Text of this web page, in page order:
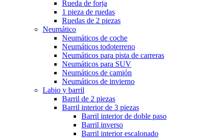
Rueda de forja
1 pieza de ruedas
Ruedas de 2 piezas
Neumático
Neumáticos de coche
Neumáticos todoterreno
Neumáticos para pista de carreras
Neumáticos para SUV
Neumáticos de camión
Neumáticos de invierno
Labio y barril
Barril de 2 piezas
Barril interior de 3 piezas
Barril interior de doble paso
Barril inverso
Barril interior escalonado